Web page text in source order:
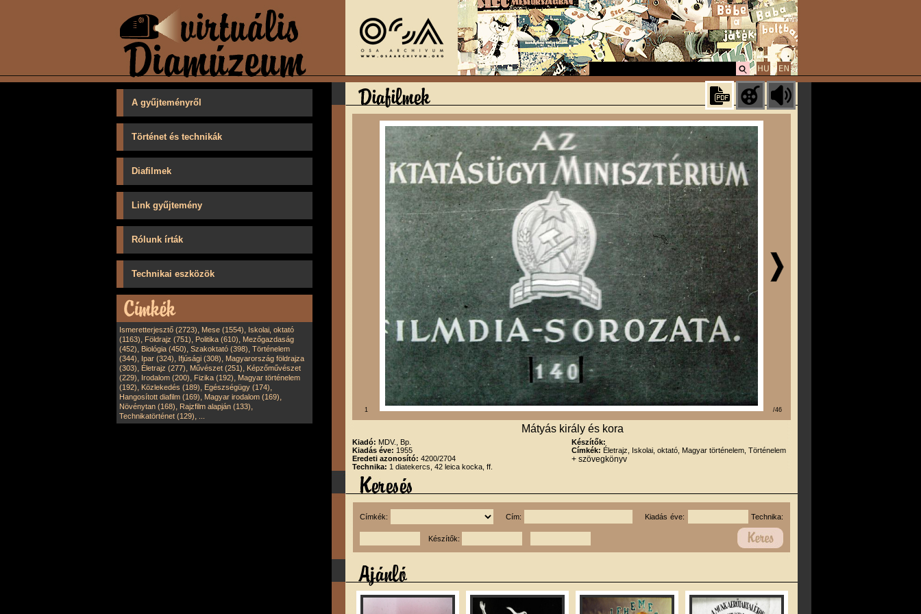
A gyűjteményről
Történet és technikák
Diafilmek
Link gyűjtemény
Rólunk írták
Technikai eszközök
Ismeretterjesztő (2723), Mese (1554), Iskolai, oktató
(1163), Földrajz (751), Politika (610), Mezőgazdaság
(452), Biológia (450), Szakoktató (398), Történelem
(344), Ipar (324), Ifjúsági (308), Magyarország földrajza
(303), Életrajz (277), Művészet (251), Képzőművészet
(229), Irodalom (200), Fizika (192), Magyar történelem
(192), Közlekedés (189), Egészségügy (174),
Hangosított diafilm (169), Magyar irodalom (169),
Növénytan (168), Rajzfilm alapján (133),
Technikatörténet (129),
1 /46
Mátyás király és kora
Kiadó: MDV., Bp.
Kiadás éve: 1955
Eredeti azonosító: 4200/2704
Technika: 1 diatekercs, 42 leica kocka, ff.
Készítők:
Címkék: Életrajz, Iskolai, oktató, Magyar történelem, Történelem
+ szövegkönyv
Címkék: Cím: Kiadás éve: Technika:
Készítők: